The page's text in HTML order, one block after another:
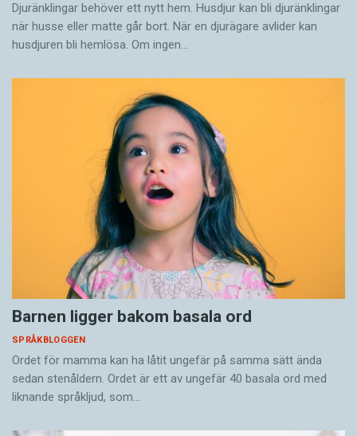
Djuränklingar behöver ett nytt hem. Husdjur kan bli djuränklingar
när husse eller matte går bort. När en djurägare avlider kan
husdjuren bli hemlösa. Om ingen…
Barnen ligger bakom basala ord
SPRÅKBLOGGEN
Ordet för mamma kan ha låtit ungefär på samma sätt ända
sedan stenåldern. Ordet är ett av ungefär 40 basala ord med
liknande språkljud, som…